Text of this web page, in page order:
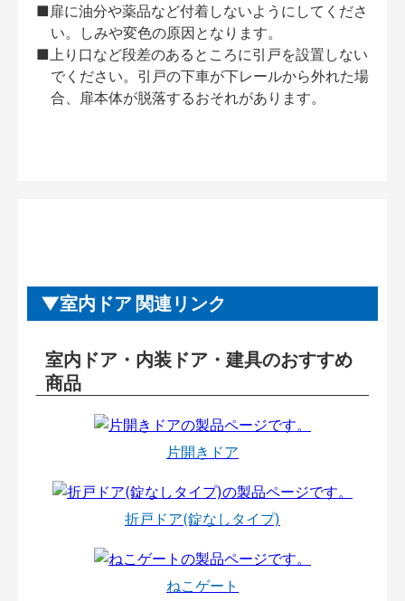
■扉に油分や薬品など付着しないようにしてくださ
い。しみや変色の原因となります。
■上り口など段差のあるところに引戸を設置しない
でください。引戸の下車が下レールから外れた場
合、扉本体が脱落するおそれがあります。
室内ドア 関連リンク
室内ドア・内装ドア・建具のおすすめ
商品
片開きドア
折戸ドア(錠なしタイプ)
ねこゲート